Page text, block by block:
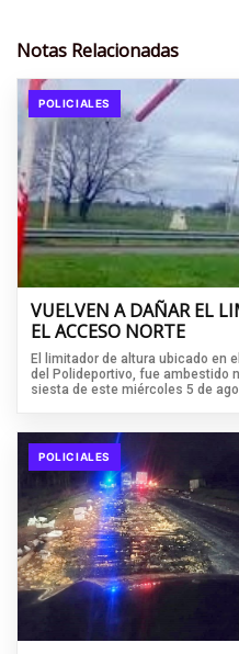
Notas Relacionadas
POLICIALES
VUELVEN A DAÑAR EL
EL ACCESO NORTE
El limitador de altura ubicado en
del Polideportivo, fue ambestido
siesta de este miércoles 5 de
POLICIALES